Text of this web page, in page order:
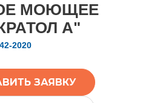
МОЮЩЕЕ
А"
2020
ЗАЯВКУ